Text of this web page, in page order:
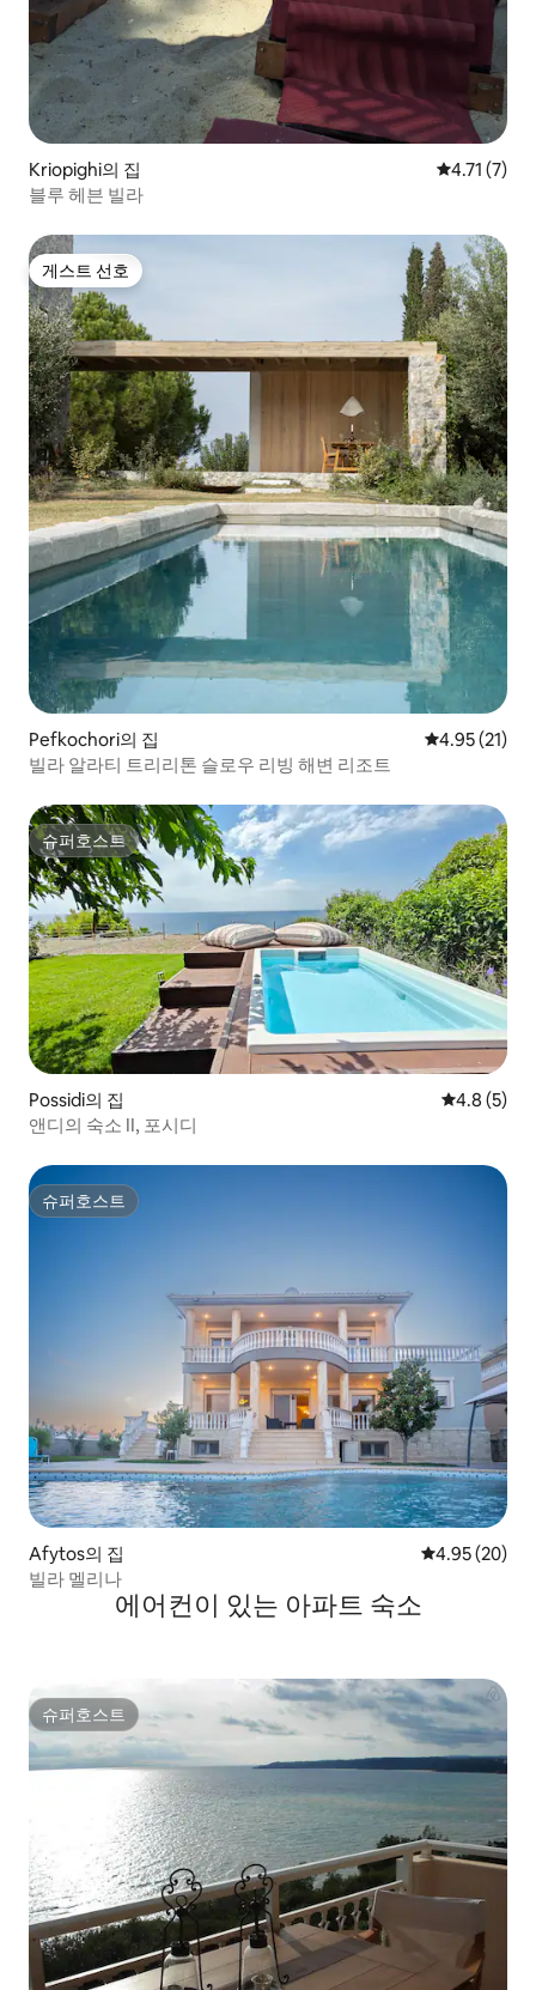
Kriopighi의 집 평점 4.71점
4.71 (7)
블루 헤븐 빌라
게스트 선호
게스트 선호
Pefkochori의 집 평점 4.95점
4.95 (21)
빌라 알라티 트리리톤 슬로우 리빙 해변 리조트
슈퍼호스트
슈퍼호스트
Possidi의 집 평점 4.8점
4.8 (5)
앤디의 숙소 II, 포시디
슈퍼호스트
슈퍼호스트
Afytos의 집 평점 4.95점(5
4.95 (20)
빌라 멜리나
에어컨이 있는 아파트 숙소
슈퍼호스트
슈퍼호스트